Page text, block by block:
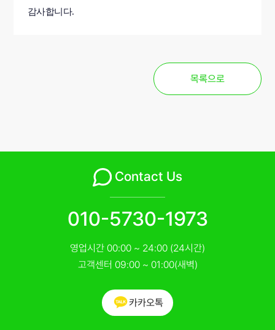
감사합니다.
목록으로
Contact Us
010-5730-1973
영업시간 00:00 ~ 24:00 (24시간)
고객센터 09:00 ~ 01:00(새벽)
카카오톡